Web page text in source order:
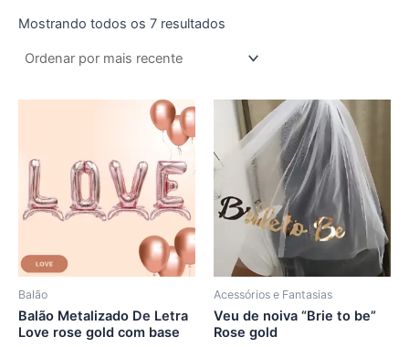
Mostrando todos os 7 resultados
Balão
Balão Metalizado De Letra
Love rose gold com base
Acessórios e Fantasias
Veu de noiva “Brie to be”
Rose gold